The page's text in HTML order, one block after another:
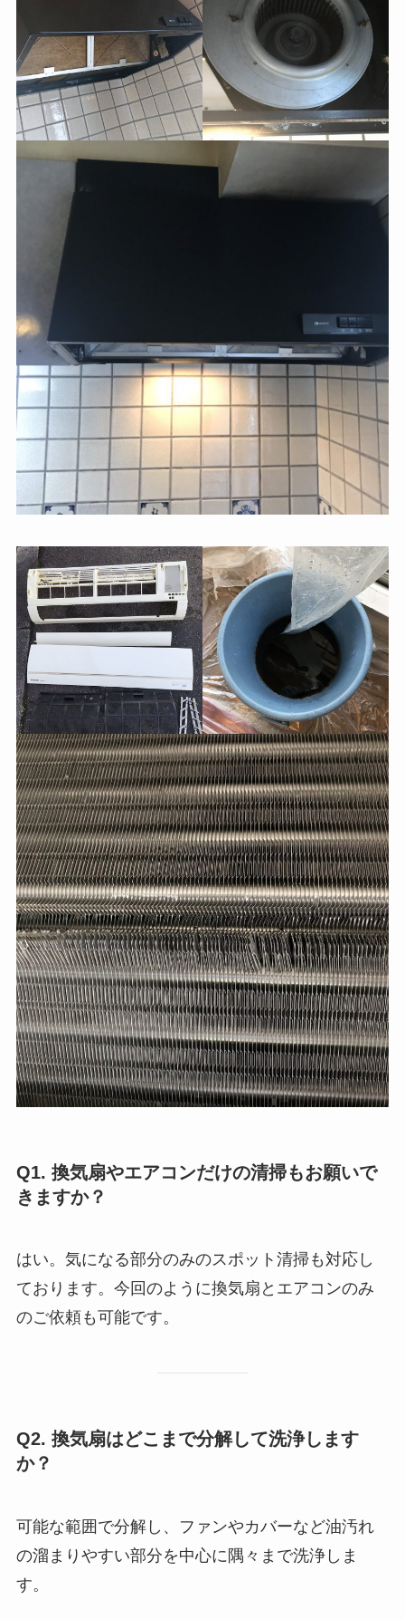
Q1. 換気扇やエアコンだけの清掃もお願いで
きますか？
はい。気になる部分のみのスポット清掃も対応し
ております。今回のように換気扇とエアコンのみ
のご依頼も可能です。
Q2. 換気扇はどこまで分解して洗浄します
か？
可能な範囲で分解し、ファンやカバーなど油汚れ
の溜まりやすい部分を中心に隅々まで洗浄しま
す。